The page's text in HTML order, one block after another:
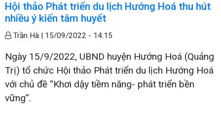
Hội thảo Phát triển du lịch Hướng Hoá thu hút
nhiều ý kiến tâm huyết
Trần Hà | 15/09/2022 - 14:15
Ngày 15/9/2022, UBND huyện Hướng Hoá (Quảng
Trị) tổ chức Hội thảo Phát triển du lịch Hướng Hoá
với chủ đề “Khơi dậy tiềm năng- phát triển bền
vững”.